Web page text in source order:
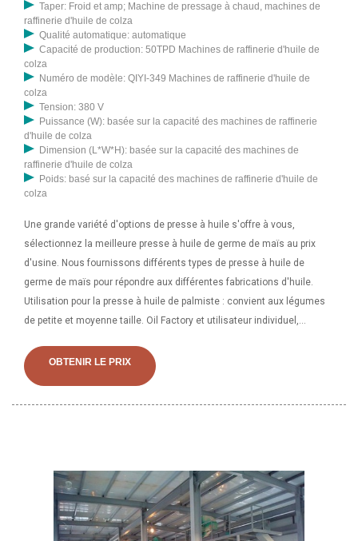
Taper: Froid et amp; Machine de pressage à chaud, machines de
raffinerie d'huile de colza
Qualité automatique: automatique
Capacité de production: 50TPD Machines de raffinerie d'huile de
colza
Numéro de modèle: QIYI-349 Machines de raffinerie d'huile de
colza
Tension: 380 V
Puissance (W): basée sur la capacité des machines de raffinerie
d'huile de colza
Dimension (L*W*H): basée sur la capacité des machines de
raffinerie d'huile de colza
Poids: basé sur la capacité des machines de raffinerie d'huile de
colza
Une grande variété d'options de presse à huile s'offre à vous,
sélectionnez la meilleure presse à huile de germe de maïs au prix
d'usine. Nous fournissons différents types de presse à huile de
germe de maïs pour répondre aux différentes fabrications d'huile.
Utilisation pour la presse à huile de palmiste : convient aux légumes
de petite et moyenne taille. Oil Factory et utilisateur individuel,
d'extraction de pétrole. Application : Notre presse à huile semi-
automatique peut traiter une variété de produits.
OBTENIR LE PRIX